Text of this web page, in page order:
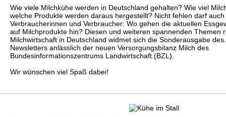
Wie viele Milchkühe werden in Deutschland gehalten? Wie viel
welche Produkte werden daraus hergestellt? Nicht fehlen darf
Verbraucherinnen und Verbraucher: Wo gehen die aktuellen
auf Milchprodukte hin? Diesen und weiteren spannenden Themen
Milchwirtschaft in Deutschland widmet sich die Sonderausgabe des
Newsletters anlässlich der neuen Versorgungsbilanz Milch des
Bundesinformationszentrums Landwirtschaft (BZL).
Wir wünschen viel Spaß dabei!